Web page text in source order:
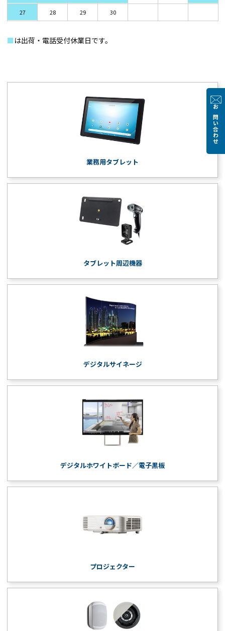
お問い合わせ
27 28 29 30
■ は出荷・電話受付休業日です。
業務用タブレット
タブレット周辺機器
デジタルサイネージ
デジタルホワイトボード／電子黒板
プロジェクター